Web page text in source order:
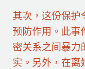
其次，这份保护
预防作用。此事
密关系之间暴力
实。另外，在离